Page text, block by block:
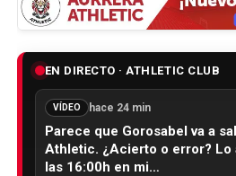
EN DIRECTO · ATHLETIC CLUB
VÍDEO hace 24 min
Parece que Gorosabel va a
Athletic. ¿Acierto o error? Lo
las 16:00h en mi…